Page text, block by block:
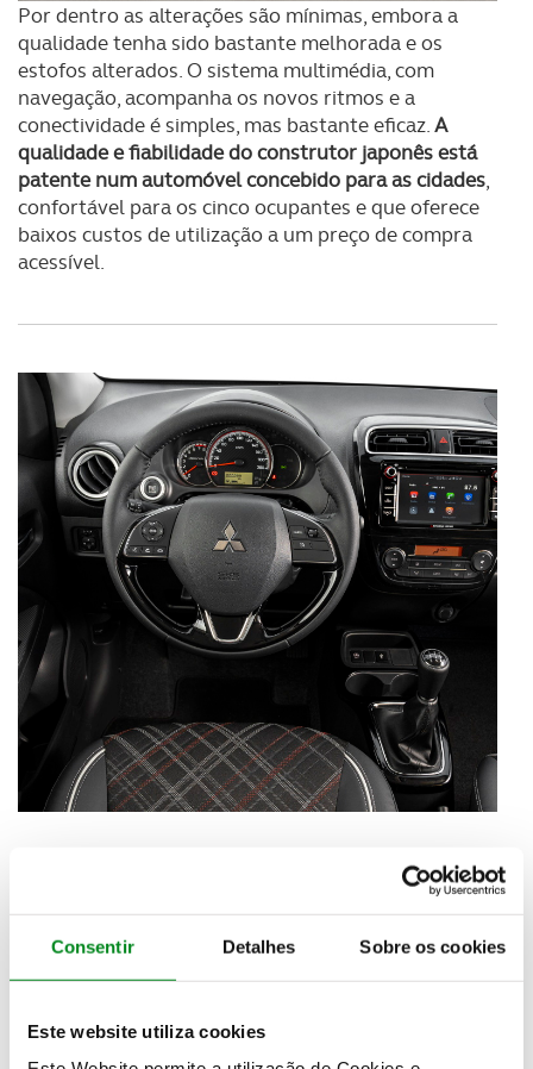
Consentir Detalhes Sobre os cookies
Este website utiliza cookies
Por dentro as alterações são mínimas, embora a
qualidade tenha sido bastante melhorada e os
estofos alterados. O sistema multimédia, com
navegação, acompanha os novos ritmos e a
conectividade é simples, mas bastante eficaz.A
qualidade e fiabilidade do construtor japonês está
patente num automóvel concebido para as cidades,
confortável para os cinco ocupantes e que oferece
baixos custos de utilização a um preço de compra
acessível.